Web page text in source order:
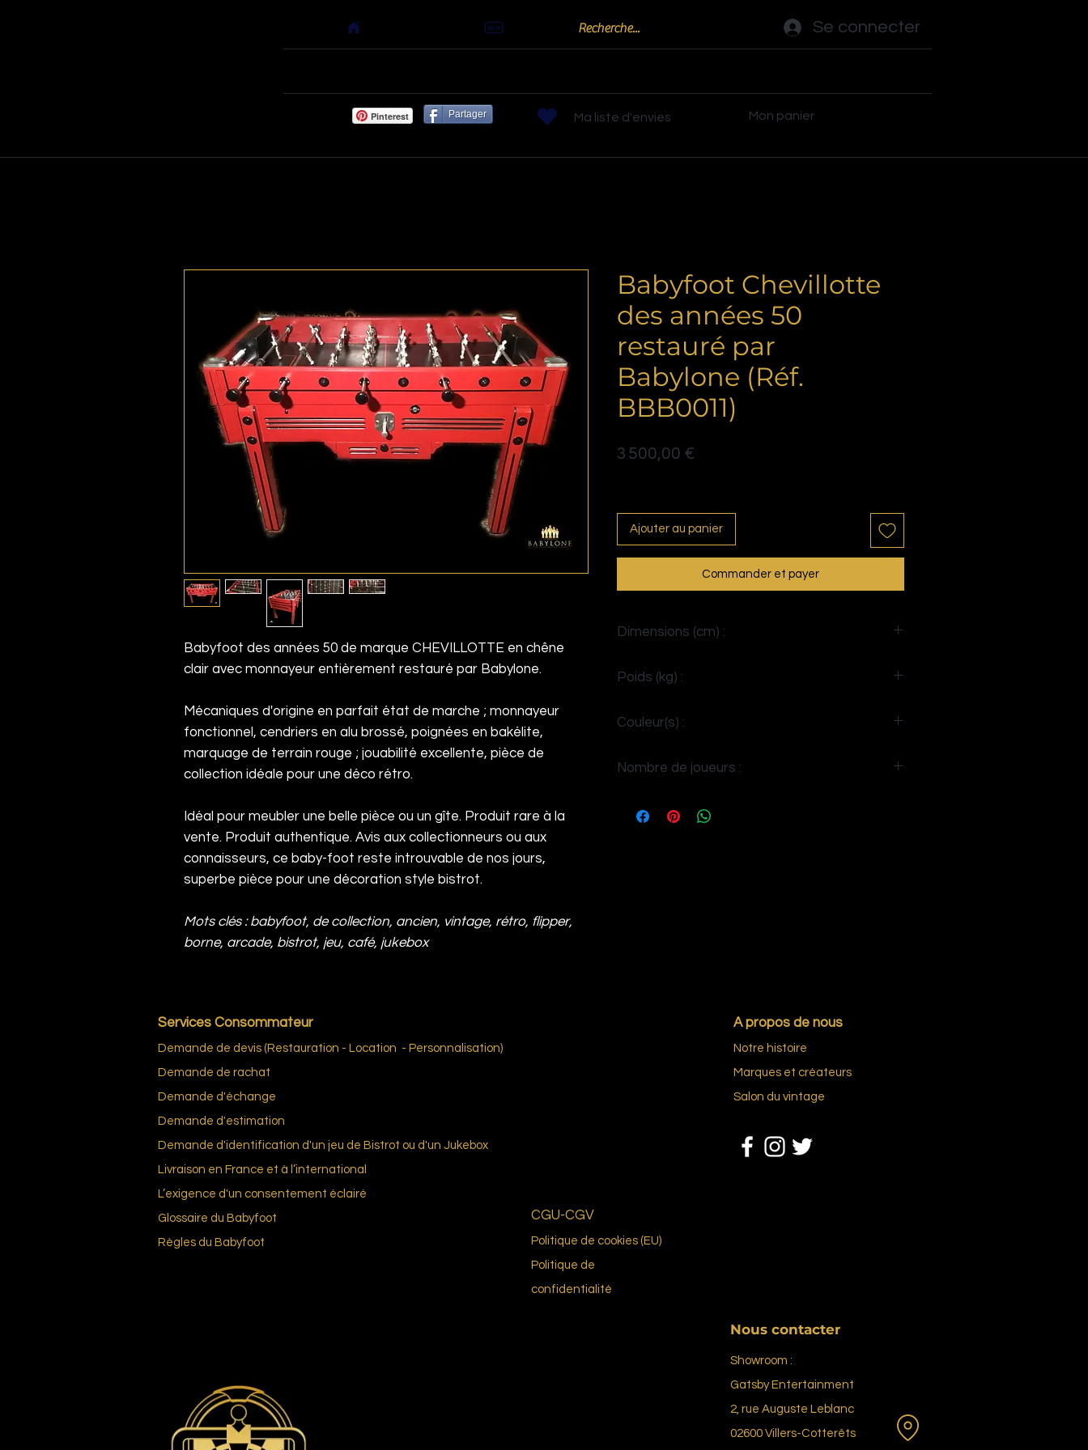
Se connecter
Pinterest Partager Ma liste d'envies Mon panier
Babyfoot des années 50 de marque CHEVILLOTTE en chêne
clair avec monnayeur entièrement restauré par Babylone.
Mécaniques d'origine en parfait état de marche ; monnayeur
fonctionnel, cendriers en alu brossé, poignées en bakélite,
marquage de terrain rouge ; jouabilité excellente, pièce de
collection idéale pour une déco rétro.
Idéal pour meubler une belle pièce ou un gîte. Produit rare à la
vente. Produit authentique. Avis aux collectionneurs ou aux
connaisseurs, ce baby-foot reste introuvable de nos jours,
superbe pièce pour une décoration style bistrot.
Mots clés : babyfoot, de collection, ancien, vintage, rétro, flipper,
borne, arcade, bistrot, jeu, café, jukebox
Babyfoot Chevillotte
des années 50
restauré par
Babylone (Réf.
BBB0011)
3 500,00 €
Ajouter au panier
Commander et payer
Dimensions (cm) :
Poids (kg) :
Couleur(s) :
Nombre de joueurs :
Services Consommateur
Demande de devis (Restauration - Location - Personnalisation)
Demande de rachat
Demande d'échange
Demande d'estimation
Demande d'identification d'un jeu de Bistrot ou d'un Jukebox
Livraison en France et à l’international
L’exigence d'un consentement éclairé
Glossaire du Babyfoot
Règles du Babyfoot
CGU-CGV
Politique de cookies (EU)
Politique de
confidentialité
A propos de nous
Notre histoire
Marques et créateurs
Salon du vintage
Nous contacter
Showroom :
Gatsby Entertainment
2, rue Auguste Leblanc
02600 Villers-Cotterêts